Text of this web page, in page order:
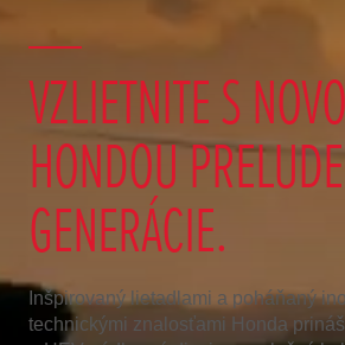
VZLIETNITE S
HONDOU
GENERÁCIE.
Inšpirovaný lietadlami a poháňaný
technickými znalosťami Honda